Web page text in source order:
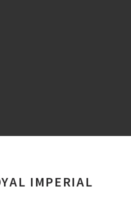
IMPERIAL